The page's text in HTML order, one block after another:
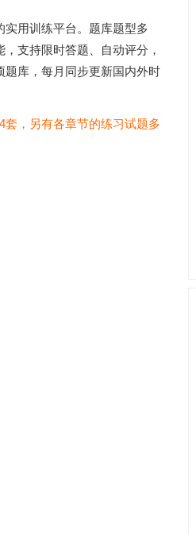
用训练平台。题库题型多
支持限时答题、自动评分，
库，每月同步更新国内外时
，另有各章节的练习试题多